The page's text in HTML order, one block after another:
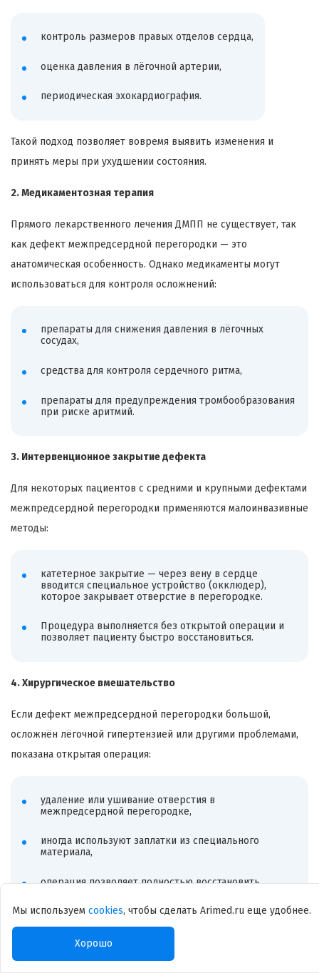
контроль размеров правых отделов сердца,
оценка давления в лёгочной артерии,
периодическая эхокардиография.
Такой подход позволяет вовремя выявить изменения и
принять меры при ухудшении состояния.
2. Медикаментозная терапия
Прямого лекарственного лечения ДМПП не существует, так
как дефект межпредсердной перегородки — это
анатомическая особенность. Однако медикаменты могут
использоваться для контроля осложнений:
препараты для снижения давления в лёгочных
сосудах,
средства для контроля сердечного ритма,
препараты для предупреждения тромбообразования
при риске аритмий.
3. Интервенционное закрытие дефекта
Для некоторых пациентов с средними и крупными дефектами
межпредсердной перегородки применяются малоинвазивные
методы:
катетерное закрытие — через вену в сердце
вводится специальное устройство (окклюдер),
которое закрывает отверстие в перегородке.
Процедура выполняется без открытой операции и
позволяет пациенту быстро восстановиться.
4. Хирургическое вмешательство
Если дефект межпредсердной перегородки большой,
осложнён лёгочной гипертензией или другими проблемами,
показана открытая операция:
удаление или ушивание отверстия в
межпредсердной перегородке,
иногда используют заплатки из специального
материала,
операция позволяет полностью восстановить
5. Реабилитация после лечения
После закрытия дефекта межпредсердной перегородки
Мы используем cookies, чтобы сделать Arimed.ru еще удобнее.
Хорошо